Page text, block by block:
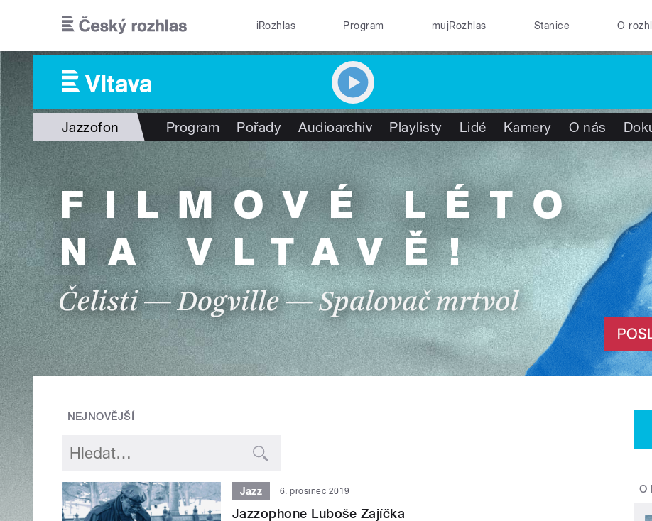
iRozhlas Program mujRozhlas Stanice O
Jazzofon Program Pořady Audioarchiv Playlisty Lidé Kamery O nás
NEJNOVĚJŠÍ
Jazz 6. prosinec 2019
Jazzophone Luboše Zajíčka
O